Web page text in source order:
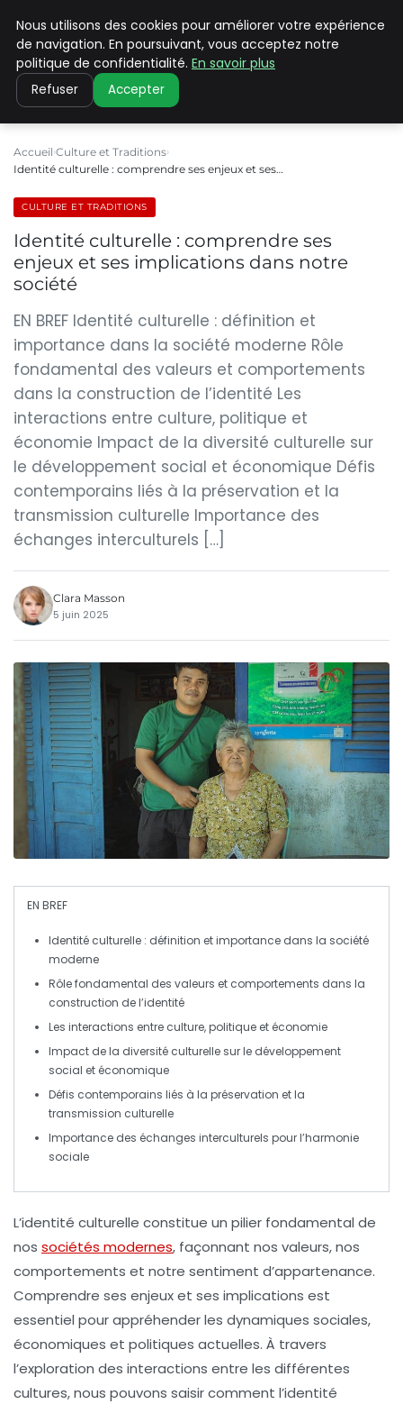
PILAT PATRIMOINES
Accueil Culture et Traditions
Identité culturelle : comprendre ses enjeux et ses…
CULTURE ET TRADITIONS
Identité culturelle : comprendre ses
enjeux et ses implications dans notre
société
EN BREF Identité culturelle : définition et
importance dans la société moderne Rôle
fondamental des valeurs et comportements
dans la construction de l’identité Les
interactions entre culture, politique et
économie Impact de la diversité culturelle sur
le développement social et économique Défis
contemporains liés à la préservation et la
transmission culturelle Importance des
échanges interculturels […]
Clara Masson
5 juin 2025
EN BREF
Identité culturelle : définition et importance dans la société
moderne
Rôle fondamental des valeurs et comportements dans la
construction de l’identité
Les interactions entre culture,politique et économie
Impact de la diversité culturelle sur le développement
social et économique
Défis contemporains liés à la préservation et la
transmission culturelle
Importance des échanges interculturels pour l’harmonie
sociale
L’identité culturelle constitue un pilier fondamental de
nos sociétés modernes, façonnant nos valeurs, nos
comportements et notre sentiment d’appartenance.
Comprendre ses enjeux et ses implications est
essentiel pour appréhender les dynamiques sociales,
économiques et politiques actuelles. À travers
l’exploration des interactions entre les différentes
cultures, nous pouvons saisir comment l’identité
Nous utilisons des cookies pour améliorer votre expérience
de navigation. En poursuivant, vous acceptez notre
politique de confidentialité. En savoir plus
Refuser Accepter